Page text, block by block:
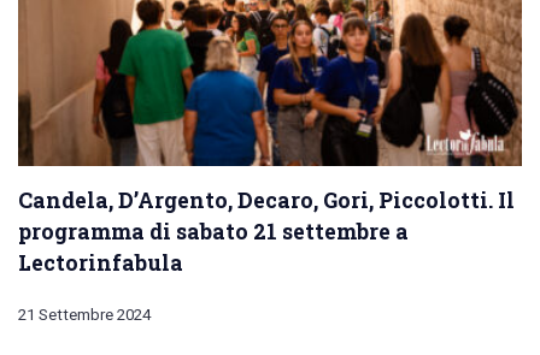
Candela, D’Argento, Decaro, Gori, Piccolotti. Il
programma di sabato 21 settembre a
Lectorinfabula
21 Settembre 2024